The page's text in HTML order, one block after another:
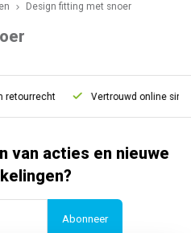
Design fitting met snoer
retourrecht Vertrouwd online
van acties en nieuwe
Abonneer